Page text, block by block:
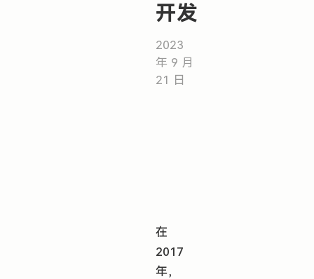
开发
2023
年 9 月
21 日
在
2017
年，